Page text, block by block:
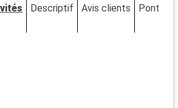
Visitor Complex est une étape
de l'espace. Les plages de la
Cocoa Beach, offrent détente, activités
Descriptif Avis clients Ponts